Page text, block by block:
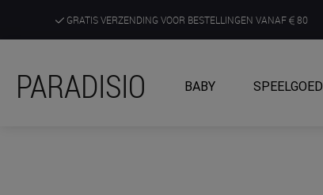
GRATIS VERZENDING VOOR BESTELLINGEN VANAF 80
ONTDEK, BELEEF EN KRIJG ADVIES IN ONZE WINKELS
PARADISIO BABY SPEELGOED